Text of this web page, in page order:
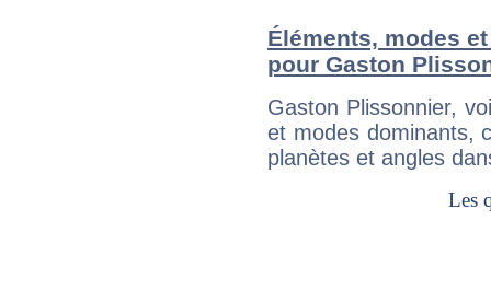
Éléments, modes
pour Gaston
Gaston Plissonnier,
et modes dominants,
planètes et angles